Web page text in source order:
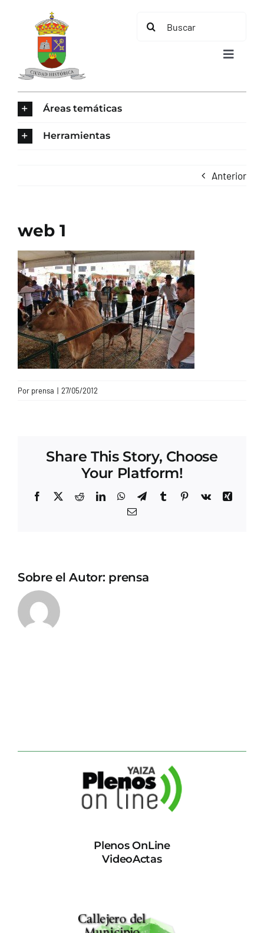
contenido
Buscar:
Toggle
CONTACTO
Áreas temáticas
Herramientas
Anterior
web 1
Por prensa | 27/05/2012
Share This Story, Choose
Your Platform!
Facebook
X RedditLinkedInWhatsApp
TelegramTumblrPinterest
Vk
Xing
Correo
Sobre el Autor: prensa
Plenos OnLine
VideoActas